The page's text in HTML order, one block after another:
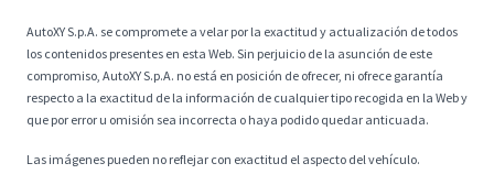
AutoXY S.p.A. se compromete a velar por la exactitud y actualización de todos
los contenidos presentes en esta Web. Sin perjuicio de la asunción de este
compromiso, AutoXY S.p.A. no está en posición de ofrecer, ni ofrece garantía
respecto a la exactitud de la información de cualquier tipo recogida en la Web y
que por error u omisión sea incorrecta o haya podido quedar anticuada.
Las imágenes pueden no reflejar con exactitud el aspecto del vehículo.